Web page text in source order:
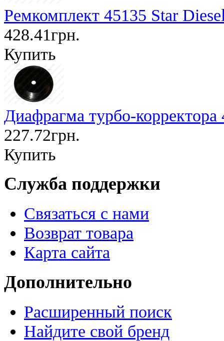
Ремкомплект 45135 Star
428.41грн.
Купить
Диафрагма турбо-корректора
227.72грн.
Купить
Служба поддержки
Связаться с нами
Возврат товара
Карта сайта
Дополнительно
Расширенный поиск
Найдите свой бренд